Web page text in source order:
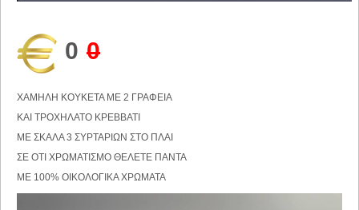
0 0
ΧΑΜΗΛΗ ΚΟΥΚΕΤΑ ΜΕ 2 ΓΡΑΦΕΙΑ
ΚΑΙ ΤΡΟΧΗΛΑΤΟ ΚΡΕΒΒΑΤΙ
ΜΕ ΣΚΑΛΑ 3 ΣΥΡΤΑΡΙΩΝ ΣΤΟ ΠΛΑΙ
ΣΕ ΟΤΙ ΧΡΩΜΑΤΙΣΜΟ ΘΕΛΕΤΕ ΠΑΝΤΑ
ΜΕ 100% ΟΙΚΟΛΟΓΙΚΑ ΧΡΩΜΑΤΑ